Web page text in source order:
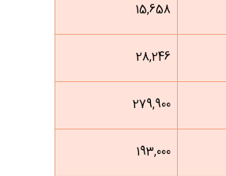
15,658
28,246
279,900
193,000